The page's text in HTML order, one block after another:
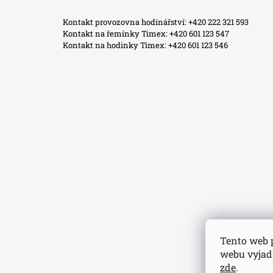
Tento web
webu
zde.
Kontakt provozovna hodinářství: +420 222 321 593
Kontakt na řemínky Timex: +420 601 123 547
Kontakt na hodinky Timex: +420 601 123 546